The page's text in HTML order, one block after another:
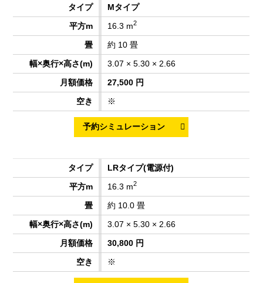
Mタイプ
16.3 m2
約 10 畳
3.07 × 5.30 × 2.66
27,500 円
※
LRタイプ(電源付)
16.3 m2
約 10.0 畳
3.07 × 5.30 × 2.66
30,800 円
※